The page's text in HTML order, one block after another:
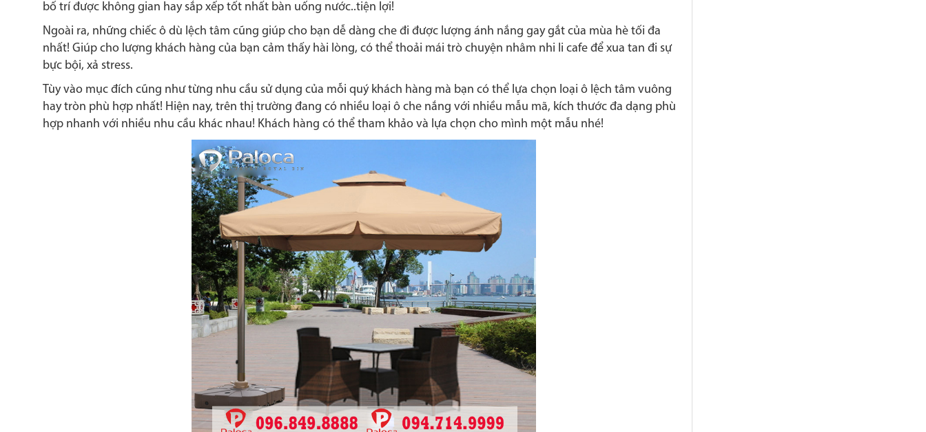
bố trí được không gian hay sắp xếp tốt nhất bàn uống nước..tiện lợi!
Ngoài ra, những chiếc ô dù lệch tâm cũng giúp cho bạn dễ dàng che đi được lượng ánh nắng gay gắt của mùa hè tối đa
nhất! Giúp cho lượng khách hàng của bạn cảm thấy hài lòng, có thể thoải mái trò chuyện nhâm nhi li cafe để xua tan đi sự
bực bội, xả stress.
Tùy vào mục đích cũng như từng nhu cầu sử dụng của mỗi quý khách hàng mà bạn có thể lựa chọn loại ô lệch tâm vuông
hay tròn phù hợp nhất! Hiện nay, trên thị trường đang có nhiều loại ô che nắng với nhiều mẫu mã, kích thước đa dạng phù
hợp nhanh với nhiều nhu cầu khác nhau! Khách hàng có thể tham khảo và lựa chọn cho mình một mẫu nhé!